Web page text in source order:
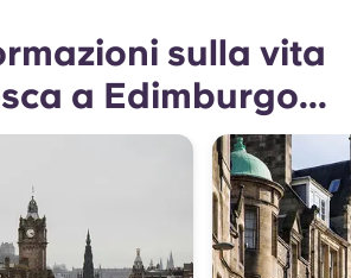
sulla vita
a Edimburgo...